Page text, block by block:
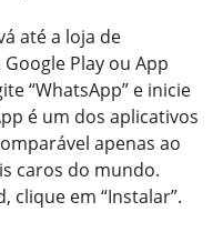
até a loja de
Play ou App
“WhatsApp” e inicie
é um dos aplicativos
apenas ao
caros do mundo.
clique em “Instalar”.